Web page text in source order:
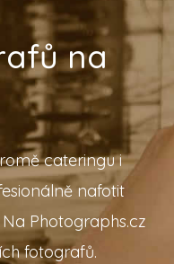
na
cateringu i
nafotit
Photographs.cz
fotografů.